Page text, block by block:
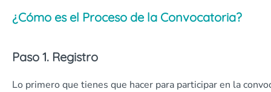
¿Cómo es el Proceso de la Convocatoria?
Paso 1. Registro
Lo primero que tienes que hacer para participar en la